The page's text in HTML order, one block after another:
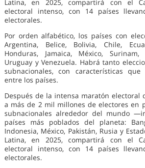
Latina, en 2025, compartirá con el
electoral intenso, con 14 países
electorales.
Por orden alfabético, los países con
Argentina, Belice, Bolivia, Chile,
Honduras, Jamaica, México,
Uruguay y Venezuela. Habrá tanto
subnacionales, con características
entre los países.
Después de la intensa maratón electoral
a más de 2 mil millones de electores en
subnacionales alrededor del mundo
países más poblados del planeta:
Indonesia, México, Pakistán, Rusia y
Latina, en 2025, compartirá con el
electoral intenso, con 14 países
electorales.